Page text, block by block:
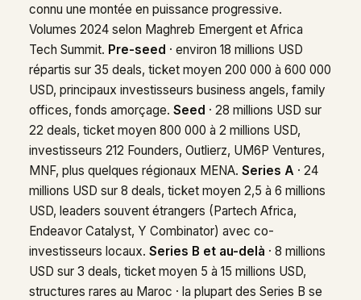
connu une montée en puissance progressive.
Volumes 2024 selon Maghreb Emergent et Africa
Tech Summit. Pre-seed · environ 18 millions USD
répartis sur 35 deals, ticket moyen 200 000 à 600 000
USD, principaux investisseurs business angels, family
offices, fonds amorçage. Seed · 28 millions USD sur
22 deals, ticket moyen 800 000 à 2 millions USD,
investisseurs 212 Founders, Outlierz, UM6P Ventures,
MNF, plus quelques régionaux MENA. Series A · 24
millions USD sur 8 deals, ticket moyen 2,5 à 6 millions
USD, leaders souvent étrangers (Partech Africa,
Endeavor Catalyst, Y Combinator) avec co-
investisseurs locaux. Series B et au-delà · 8 millions
USD sur 3 deals, ticket moyen 5 à 15 millions USD,
structures rares au Maroc · la plupart des Series B se